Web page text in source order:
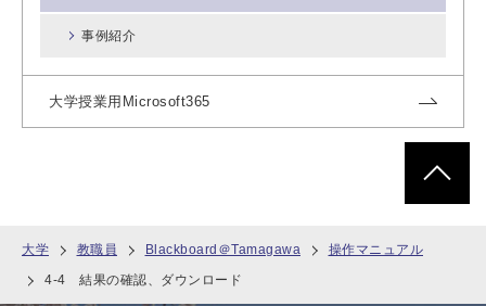
大学 教職員 Blackboard＠Tamagawa
操作マニュアル
4-4 結果の確認、ダウンロード
事例紹介
大学授業用Microsoft365